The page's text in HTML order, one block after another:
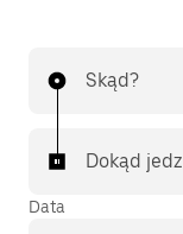
Skąd?
Dokąd
Data